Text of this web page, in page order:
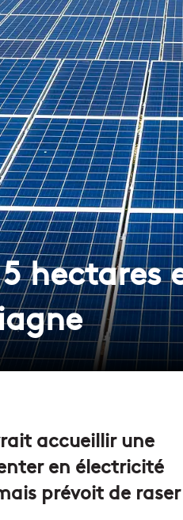
hectares
accueillir une
en électricité
prévoit de raser